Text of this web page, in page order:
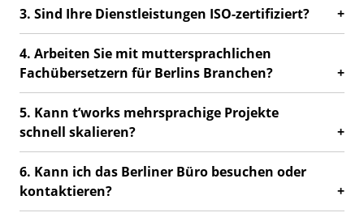
3. Sind Ihre Dienstleistungen ISO-zertifiziert?
4. Arbeiten Sie mit muttersprachlichen
Fachübersetzern für Berlins Branchen?
5. Kann t’works mehrsprachige Projekte
schnell skalieren?
6. Kann ich das Berliner Büro besuchen oder
kontaktieren?